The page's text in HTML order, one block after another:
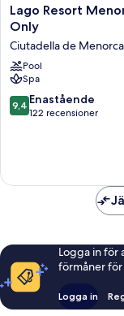
Lago
Resort
Menorca
Suites
del
Lago
-
Adults
Lago Resort
Only
Ciutadella de Menorca
Pool
Spa
9.4
av
9,4 Enastående
122 recensioner
Logga in för
förmåner
Logga in